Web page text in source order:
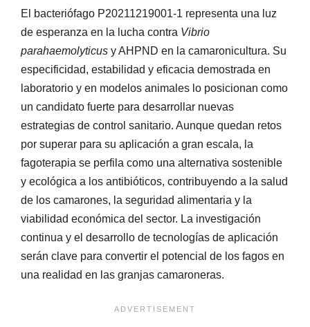
El bacteriófago P20211219001-1 representa una luz
de esperanza en la lucha contra Vibrio
parahaemolyticus y AHPND en la camaronicultura. Su
especificidad, estabilidad y eficacia demostrada en
laboratorio y en modelos animales lo posicionan como
un candidato fuerte para desarrollar nuevas
estrategias de control sanitario. Aunque quedan retos
por superar para su aplicación a gran escala, la
fagoterapia se perfila como una alternativa sostenible
y ecológica a los antibióticos, contribuyendo a la salud
de los camarones, la seguridad alimentaria y la
viabilidad económica del sector. La investigación
continua y el desarrollo de tecnologías de aplicación
serán clave para convertir el potencial de los fagos en
una realidad en las granjas camaroneras.